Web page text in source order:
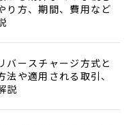
り方、期間、費用など
バースチャージ方式と
法や適用される取引、
説